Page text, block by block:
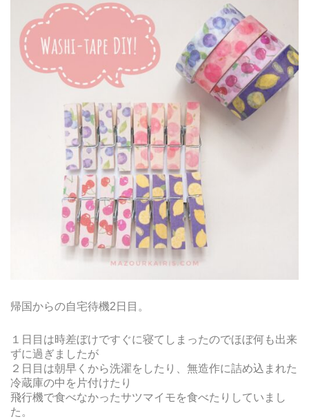
帰国からの自宅待機2日目。
１日目は時差ぼけですぐに寝てしまったのでほぼ何も出来
ずに過ぎましたが
２日目は朝早くから洗濯をしたり、無造作に詰め込まれた
冷蔵庫の中を片付けたり
飛行機で食べなかったサツマイモを食べたりしていまし
た。